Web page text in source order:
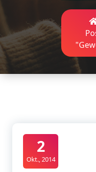
2
Okt., 2014